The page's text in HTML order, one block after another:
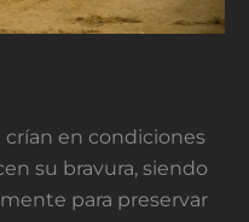
crían en condiciones
su bravura, siendo
para preservar